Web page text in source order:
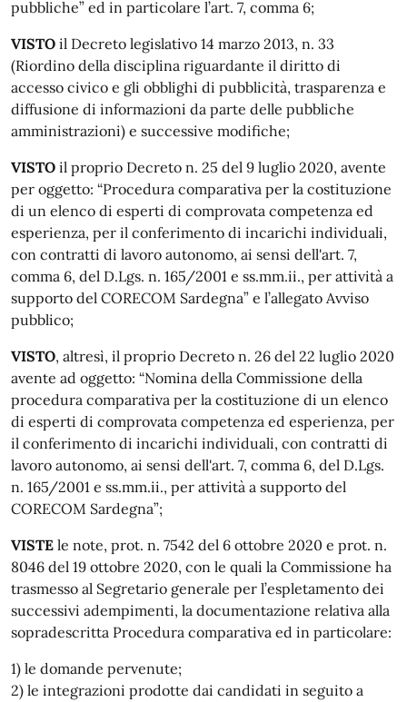
pubbliche” ed in particolare l’art. 7, comma 6;
VISTO il Decreto legislativo 14 marzo 2013, n. 33
(Riordino della disciplina riguardante il diritto di
accesso civico e gli obblighi di pubblicità, trasparenza e
diffusione di informazioni da parte delle pubbliche
amministrazioni) e successive modifiche;
VISTO il proprio Decreto n. 25 del 9 luglio 2020, avente
per oggetto: “Procedura comparativa per la costituzione
di un elenco di esperti di comprovata competenza ed
esperienza, per il conferimento di incarichi individuali,
con contratti di lavoro autonomo, ai sensi dell'art. 7,
comma 6, del D.Lgs. n. 165/2001 e ss.mm.ii., per attività a
supporto del CORECOM Sardegna” e l’allegato Avviso
pubblico;
VISTO, altresì, il proprio Decreto n. 26 del 22 luglio 2020
avente ad oggetto: “Nomina della Commissione della
procedura comparativa per la costituzione di un elenco
di esperti di comprovata competenza ed esperienza, per
il conferimento di incarichi individuali, con contratti di
lavoro autonomo, ai sensi dell'art. 7, comma 6, del D.Lgs.
n. 165/2001 e ss.mm.ii., per attività a supporto del
CORECOM Sardegna”;
VISTE le note, prot. n. 7542 del 6 ottobre 2020 e prot. n.
8046 del 19 ottobre 2020, con le quali la Commissione ha
trasmesso al Segretario generale per l’espletamento dei
successivi adempimenti, la documentazione relativa alla
sopradescritta Procedura comparativa ed in particolare:
1) le domande pervenute;
2) le integrazioni prodotte dai candidati in seguito a